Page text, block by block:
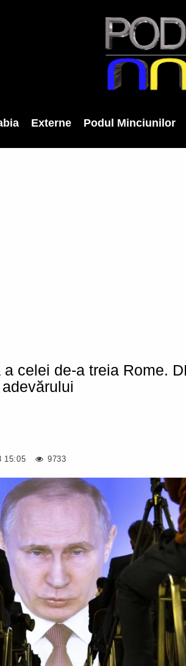
Externe Podul Minciunilor
celei de-a treia Rome.
adevărului
15:05 9733